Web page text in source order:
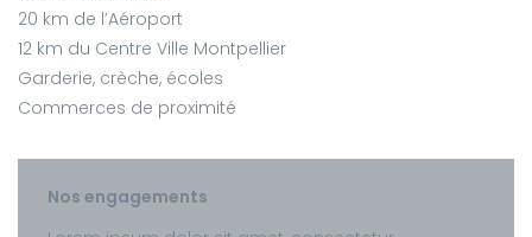
20 km de l’Aéroport
12 km du Centre Ville Montpellier
Garderie, crèche, écoles
Commerces de proximité
Nos engagements